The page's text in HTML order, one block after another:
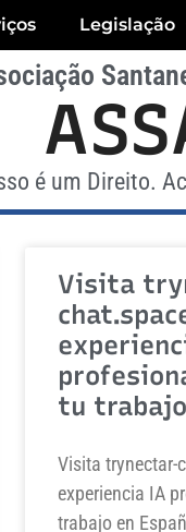
Legislação
é um Direito.
Visita
tu trabajo
Visita trynectar-
experiencia IA
trabajo en